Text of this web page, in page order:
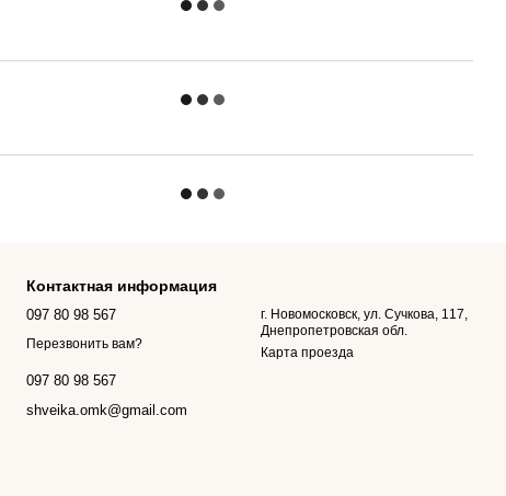
Контактная информация
097 80 98 567
Перезвонить вам?
097 80 98 567
shveika.omk@gmail.com
г. Новомосковск, ул. Сучкова, 117,
Днепропетровская обл.
Карта проезда